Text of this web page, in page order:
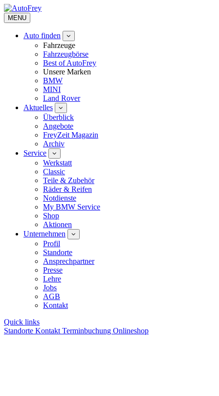
MENU
Auto finden
Fahrzeuge
Fahrzeugbörse
Best of AutoFrey
Unsere Marken
BMW
MINI
Land Rover
Aktuelles
Überblick
Angebote
FreyZeit Magazin
Archiv
Service
Werkstatt
Classic
Teile & Zubehör
Räder & Reifen
Notdienste
My BMW Service
Shop
Aktionen
Unternehmen
Profil
Standorte
Ansprechpartner
Presse
Lehre
Jobs
AGB
Kontakt
Quick links
Standorte Kontakt Terminbuchung Onlineshop